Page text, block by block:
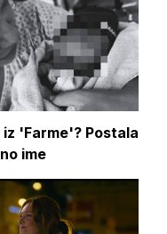
'Farme'? Postala
ime